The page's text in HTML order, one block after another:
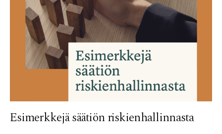
Esimerkkejä säätiön riskienhallinnasta